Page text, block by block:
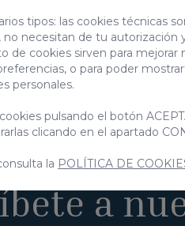
de Gobierno de
disposiciones vigentes en
Alojamientos
a
tipos: las cookies técnicas
necesitan de tu autorización
de cookies sirven para mejorar
o para poder
personales.
pulsando el botón
clicando en el apartado
la POLÍTICA DE